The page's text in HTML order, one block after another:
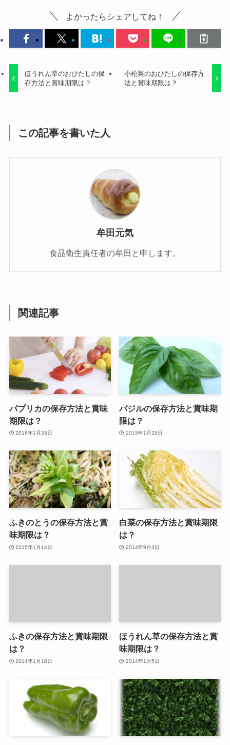
よかったらシェアしてね！
ほうれん草のおひたしの保
存方法と賞味期限は？
小松菜のおひたしの保存方
法と賞味期限は？
この記事を書いた人
牟田元気
食品衛生責任者の牟田と申します。
関連記事
パプリカの保存方法と賞味
期限は？
2018年2月28日
バジルの保存方法と賞味期
限は？
2015年1月28日
ふきのとうの保存方法と賞
味期限は？
2015年1月14日
白菜の保存方法と賞味期限
は？
2014年9月4日
ふきの保存方法と賞味期限
は？
2014年1月18日
ほうれん草の保存方法と賞
味期限は？
2014年1月5日